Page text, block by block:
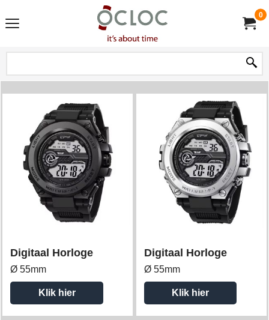
0
Digitaal Horloge
Ø 55mm
Klik hier
Digitaal Horloge
Ø 55mm
Klik hier